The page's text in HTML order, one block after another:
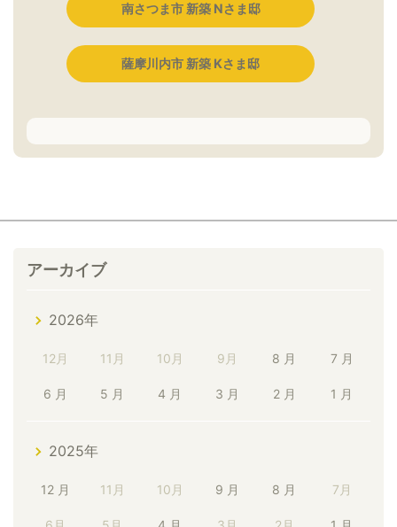
南さつま市 新築 Nさま邸
薩摩川内市 新築 Kさま邸
アーカイブ
2026年
12月 11月 10月 9月 8 月 7 月
6 月 5 月 4 月 3 月 2 月 1 月
2025年
12 月 11月 10月 9 月 8 月 7月